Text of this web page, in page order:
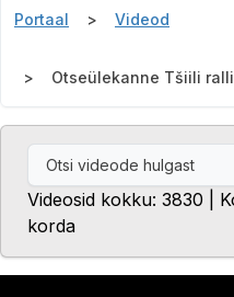
Portaal Videod
Otseülekanne Tšiili
Videosid kokku: 3830 |
korda